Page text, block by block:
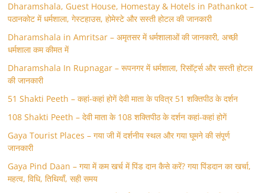
Dharamshala, Guest House, Homestay & Hotels in Pathankot –
पठानकोट में धर्मशाला, गेस्टहाउस, होमेस्टे और सस्ती होटल की जानकारी
Dharamshala in Amritsar – अमृतसर में धर्मशालाओं की जानकारी, अच्छी
धर्मशाला कम कीमत में
Dharamshala In Rupnagar – रूपनगर में धर्मशाला, रिसॉर्ट्स और सस्ती होटल
की जानकारी
51 Shakti Peeth – कहां-कहां होगें देवी माता के पवित्र 51 शक्तिपीठ के दर्शन
108 Shakti Peeth – देवी माता के 108 शक्तिपीठ के दर्शन कहां-कहां होगें
Gaya Tourist Places – गया जी में दर्शनीय स्थल और गया घूमने की संपूर्ण
जानकारी
Gaya Pind Daan – गया में कम खर्च में पिंड दान कैसे करें? गया पिंडदान का खर्चा,
महत्व, विधि, तिथियाँ, सही समय